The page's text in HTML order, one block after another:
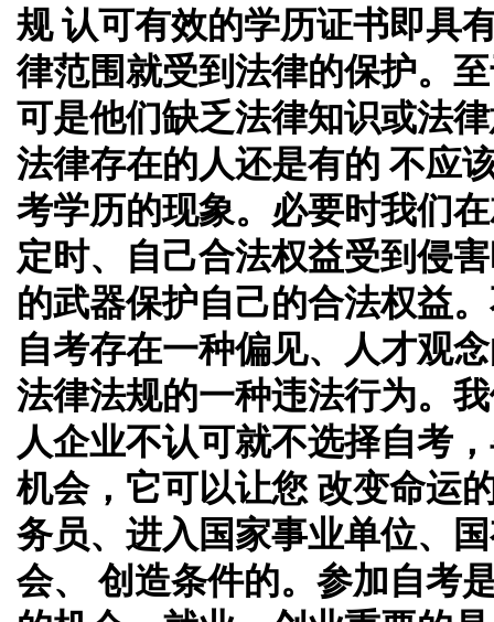
规 认可有效的学历证书即具
律范围就受到法律的保护。
可是他们缺乏法律知识或法
法律存在的人还是有的 不应
考学历的现象。必要时我们
定时、自己合法权益受到侵
的武器保护自己的合法权益
自考存在一种偏见、人才观
法律法规的一种违法行为。
人企业不认可就不选择自考
机会，它可以让您 改变命运
务员、进入国家事业单位、
会、 创造条件的。参加自考